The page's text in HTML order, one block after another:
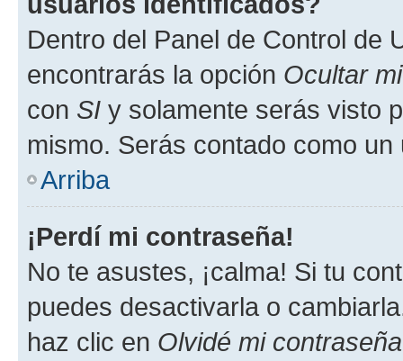
Dentro del Panel de Control de
encontrarás la opción Ocultar
con SI y solamente serás visto
mismo. Serás contado como un
Arriba
¡Perdí mi contraseña!
No te asustes, ¡calma! Si tu
puedes desactivarla o
haz clic en Olvidé mi contraseña